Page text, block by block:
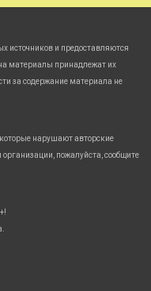
источников и предоставляются
материалы принадлежат их
за содержание материала не
нарушают авторские
пожалуйста, сообщите